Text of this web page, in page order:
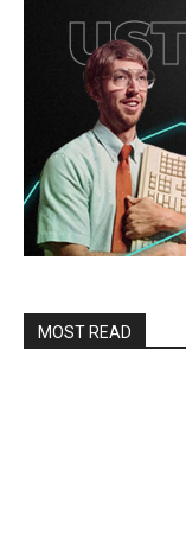
MOST READ